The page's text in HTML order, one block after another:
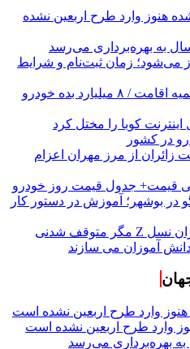
شده هنوز وارد طرح اربعین نشده
به بهره‌برداری می‌رسد
می‌شود؛ زمان ثبت‌نام و شرایط
کاسبی خارج‌نشین‌ها با سهمیه اقامت / ۸ میلیارد بده خودرو
کوبا را مختل کرد
زائران از مرز مهران اعزام
قیمت+ جدول قیمت روز خودرو
در بوشهر؛ آموزش در دستور کار
سیلیکن ولیِ تهران؛ این ایران نسل Z مگر متوقف شدنی
دانش آموزان می سازند